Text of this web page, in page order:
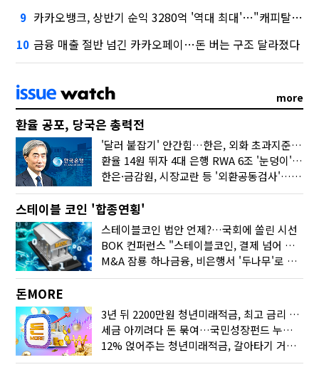
9 카카오뱅크, 상반기 순익 3280억 '역대 최대'…"캐피탈, 자산 1조원 이상"
10 금융 매출 절반 넘긴 카카오페이…돈 버는 구조 달라졌다
more
환율 공포, 당국은 총력전
'달러 붙잡기' 안간힘…한은, 외화 초과지준에 이자 6개월 더
환율 14원 뛰자 4대 은행 RWA 6조 '눈덩이'…2배 뛴 2분기는?
한은·금감원, 시장교란 등 '외환공동검사'…환율 급등 전방위 대응
스테이블 코인 '합종연횡'
스테이블코인 법안 언제?…국회에 쏠린 시선
BOK 컨퍼런스 "스테이블코인, 결제 넘어 보험 대출 등 금융 연결 도구"
M&A 잠룡 하나금융, 비은행서 '두나무'로 눈돌린 이유는
돈MORE
3년 뒤 2200만원 청년미래적금, 최고 금리 받으려면?
세금 아끼려다 돈 묶여…국민성장펀드 누가 가입하면 좋을까
12% 얹어주는 청년미래적금, 갈아타기 거절 될수 있어요